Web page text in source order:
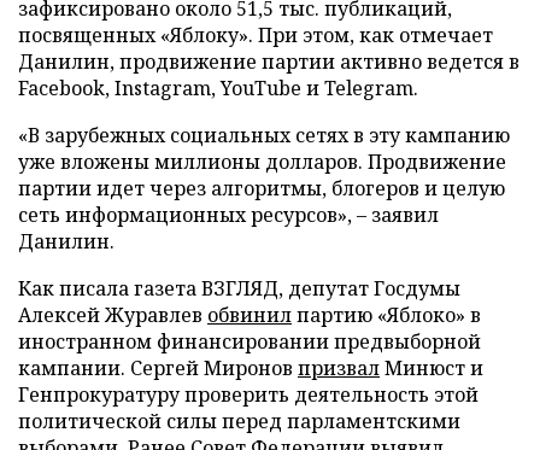
зафиксировано около 51,5 тыс. публикаций,
посвященных «Яблоку». При этом, как отмечает
Данилин, продвижение партии активно ведется в
Facebook, Instagram, YouTube и Telegram.
«В зарубежных социальных сетях в эту кампанию
уже вложены миллионы долларов. Продвижение
партии идет через алгоритмы, блогеров и целую
сеть информационных ресурсов», – заявил
Данилин.
Как писала газета ВЗГЛЯД, депутат Госдумы
Алексей Журавлев обвинилпартию «Яблоко» в
иностранном финансировании предвыборной
кампании. Сергей Миронов призвалМинюст и
Генпрокуратуру проверить деятельность этой
политической силы перед парламентскими